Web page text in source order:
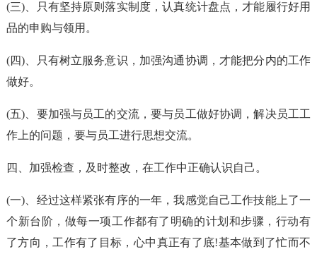
(三)、只有坚持原则落实制度，认真统计盘点，才能履行好用
品的申购与领用。
(四)、只有树立服务意识，加强沟通协调，才能把分内的工作
做好。
(五)、要加强与员工的交流，要与员工做好协调，解决员工工
作上的问题，要与员工进行思想交流。
四、加强检查，及时整改，在工作中正确认识自己。
(一)、经过这样紧张有序的一年，我感觉自己工作技能上了一
个新台阶，做每一项工作都有了明确的计划和步骤，行动有
了方向，工作有了目标，心中真正有了底!基本做到了忙而不